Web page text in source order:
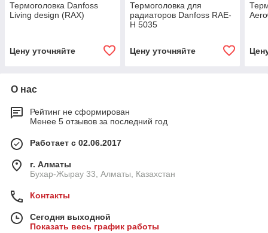
Термоголовка Danfoss
Living design (RAX)
Цену уточняйте
Термоголовка для
радиаторов Danfoss RAE-
H 5035
Цену уточняйте
О нас
Рейтинг не сформирован
Менее 5 отзывов за последний год
Работает с 02.06.2017
г. Алматы
Бухар-Жырау 33, Алматы, Казахстан
Контакты
Сегодня выходной
Показать весь график работы